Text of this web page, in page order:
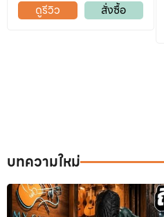
ดูรีวิว
สั่งซื้อ
บทความใหม่